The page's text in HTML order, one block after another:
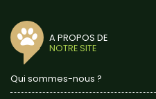
A PROPOS DE
NOTRE SITE
Qui sommes-nous ?